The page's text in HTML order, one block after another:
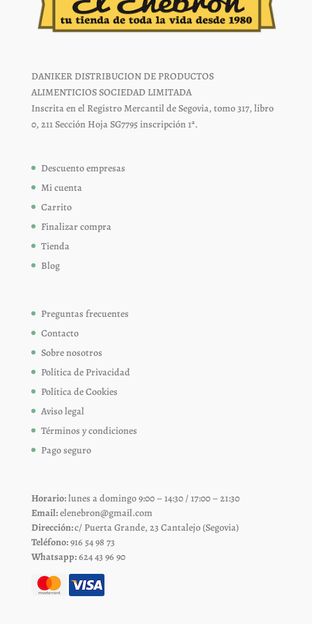
DANIKER DISTRIBUCION DE PRODUCTOS
ALIMENTICIOS SOCIEDAD LIMITADA
Inscrita en el Registro Mercantil de Segovia, tomo 317, libro
0, 211 Sección Hoja SG7795 inscripción 1ª.
Descuento empresas
Mi cuenta
Carrito
Finalizar compra
Tienda
Blog
Preguntas frecuentes
Contacto
Sobre nosotros
Política de Privacidad
Política de Cookies
Aviso legal
Términos y condiciones
Pago seguro
Horario:lunes a domingo 9:00 – 14:30 / 17:00 – 21:30
Email:elenebron@gmail.com
Dirección:c/ Puerta Grande, 23 Cantalejo (Segovia)
Teléfono:916 54 98 73
Whatsapp:624 43 96 90